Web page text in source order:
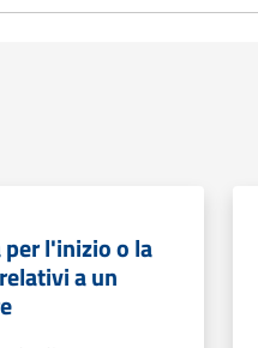
l'inizio o la
a un